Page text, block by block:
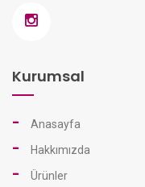
Kurumsal
Anasayfa
Hakkımızda
Ürünler